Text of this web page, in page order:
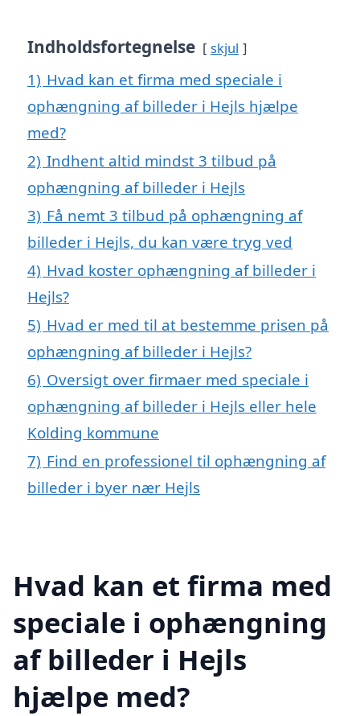
Indholdsfortegnelse skjul
1) Hvad kan et firma med speciale i
ophængning af billeder i Hejls hjælpe
med?
2) Indhent altid mindst 3 tilbud på
ophængning af billeder i Hejls
3) Få nemt 3 tilbud på ophængning af
billeder i Hejls, du kan være tryg ved
4) Hvad koster ophængning af billeder i
Hejls?
5) Hvad er med til at bestemme prisen på
ophængning af billeder i Hejls?
6) Oversigt over firmaer med speciale i
ophængning af billeder i Hejls eller hele
Kolding kommune
7) Find en professionel til ophængning af
billeder i byer nær Hejls
Hvad kan et firma med
speciale i ophængning
af billeder i Hejls
hjælpe med?